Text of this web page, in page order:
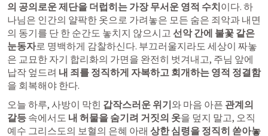
의 공의로운 제단을 더럽히는 가장 무서운 영적 수치이다. 하
나님은 인간의 얄팍한 옷으로 가려놓은 모든 숨은 죄악과 내면
의 동기를 단 한 순간도 놓치지 않으시고 선악 간에 불꽃 같은
눈동자로 명백하게 감찰하신다. 부끄러울지라도 세상이 짜놓
은 교묘한 자기 합리화의 가면을 완전히 벗겨내고, 주님 앞에
납작 엎드려 내 죄를 정직하게 자복하고 회개하는 영적 정결함
을 회복해야 한다.
오늘 하루, 사방이 막힌 갑작스러운 위기와 마음 아픈 관계의
갈등 속에서도 내 허물을 숨기려 거짓의 옷을 덮지 말고, 오직
예수 그리스도의 보혈의 은혜 아래 상한 심령을 정직히 쏟아놓